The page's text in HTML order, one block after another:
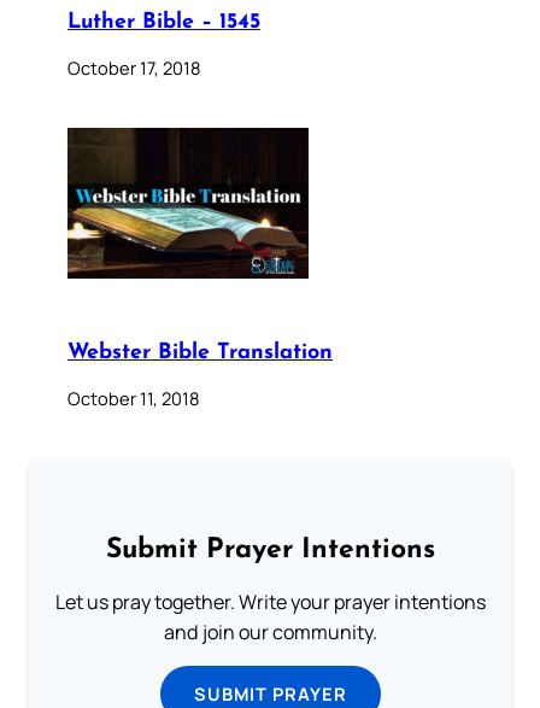
Luther Bible – 1545
October 17, 2018
Webster Bible Translation
October 11, 2018
Submit Prayer Intentions
Let us pray together. Write your prayer intentions
and join our community.
SUBMIT PRAYER